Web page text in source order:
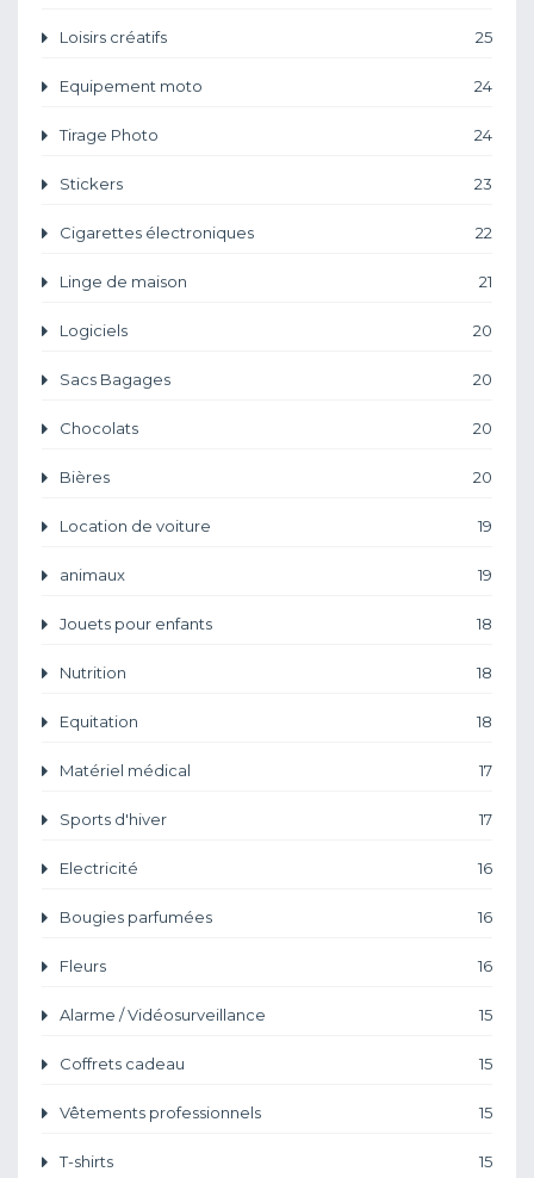
Loisirs créatifs 25
Equipement moto 24
Tirage Photo 24
Stickers 23
Cigarettes électroniques 22
Linge de maison 21
Logiciels 20
Sacs Bagages 20
Chocolats 20
Bières 20
Location de voiture 19
animaux 19
Jouets pour enfants 18
Nutrition 18
Equitation 18
Matériel médical 17
Sports d'hiver 17
Electricité 16
Bougies parfumées 16
Fleurs 16
Alarme / Vidéosurveillance 15
Coffrets cadeau 15
Vêtements professionnels 15
T-shirts 15